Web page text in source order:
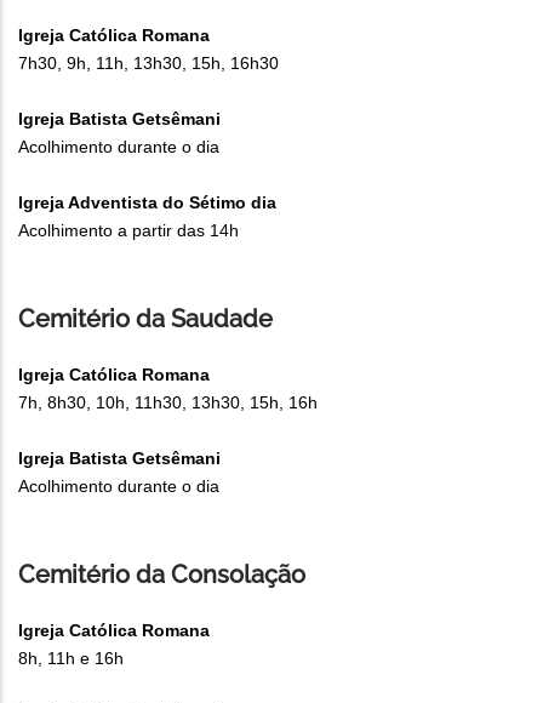
Igreja Católica Romana
7h30, 9h, 11h, 13h30, 15h, 16h30
Igreja Batista Getsêmani
Acolhimento durante o dia
Igreja Adventista do Sétimo dia
Acolhimento a partir das 14h
Cemitério da Saudade
Igreja Católica Romana
7h, 8h30, 10h, 11h30, 13h30, 15h, 16h
Igreja Batista Getsêmani
Acolhimento durante o dia
Cemitério da Consolação
Igreja Católica Romana
8h, 11h e 16h